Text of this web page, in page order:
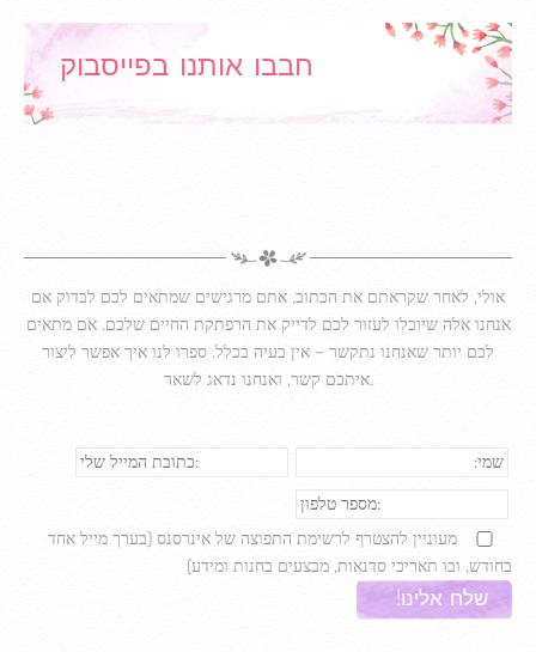
חבבו אותנו בפייסבוק
אולי, לאחר שקראתם את הכתוב, אתם מרגישים שמתאים לכם לבדוק אם
אנחנו אלה שיוכלו לעזור לכם לדייק את הרפתקת החיים שלכם. אם מתאים
לכם יותר שאנחנו נתקשר – אין בעיה בכלל. ספרו לנו איך אפשר ליצור
איתכם קשר, ואנחנו נדאג לשאר.
מעוניין להצטרף לרשימת התפוצה של אינרסנס (בערך מייל אחד
בחודש, ובו תאריכי סדנאות, מבצעים בחנות ומידע)